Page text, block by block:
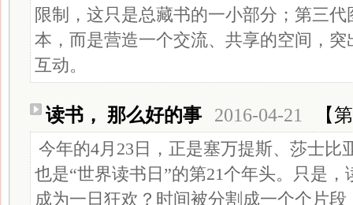
限制，这只是总藏书的一小部分；第三
本，而是营造一个交流、共享的空间，
互动。
读书， 那么好的事 2016-04-21 【
今年的4月23日，正是塞万提斯、莎士比
也是“世界读书日”的第21个年头。只是
成为一日狂欢？时间被分割成一个个片